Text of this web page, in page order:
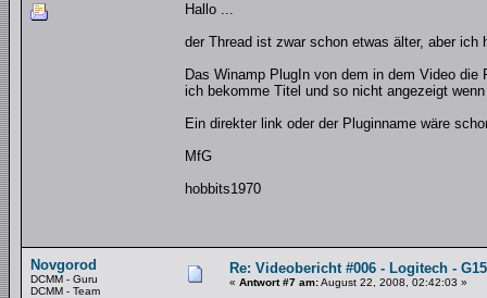
Hallo ...
der Thread ist zwar schon etwas älter, aber ich
Das Winamp PlugIn von dem in dem Video
ich bekomme Titel und so nicht angezeigt
Ein direkter link oder der Pluginname wäre
MfG
hobbits1970
Novgorod
DCMM - Guru
DCMM - Team
Re: Videobericht #006 - Logitech -
« Antwort #7 am:August 22, 2008, 02:42:03 »